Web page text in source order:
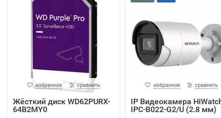
избранное сравнить
Жёсткий диск WD62PURX-
64B2MY0
избранное сравнить
IP Видеокамера
IPC-B022-G2/U (2.8 мм)